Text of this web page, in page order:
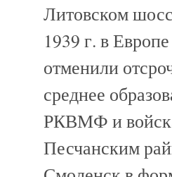
Литовском
1939 г. в
отменили
среднее
РКВМФ и
Песчанским